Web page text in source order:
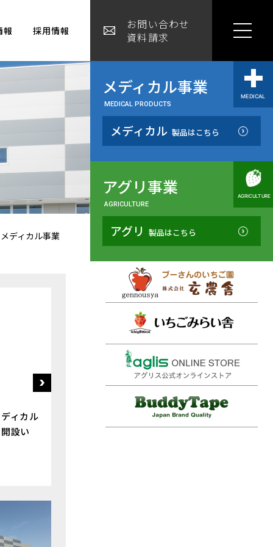
報 採用情報
お問い合わせ
資料請求
メディカル事業
MEDICAL PRODUCTS
メディカル 製品はこちら
アグリ事業
AGRICULTURE
アグリ 製品はこちら
メディカル事業
ィカル
設い